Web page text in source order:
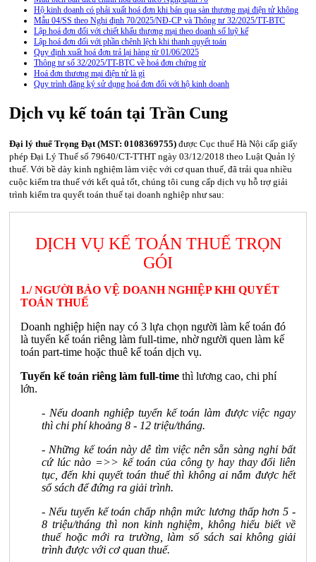
Hộ kinh doanh có phải xuất hoá đơn khi bán qua sàn thương mại điện tử không
Mẫu 04/SS theo Nghi định 70/2025/NĐ-CP và Thông tư 32/2025/TT-BTC
Lập hoá đơn đối với chiết khấu thương mại theo doanh số luỹ kế
Lập hoá đơn đối với phần chênh lệch khi thanh quyết toán
Quy định xuất hoá đơn trả lại hàng từ 01/06/2025
Thông tư số 32/2025/TT-BTC về hoá đơn chứng từ
Hoá đơn thương mại điện tử là gì
Quy trình đăng ký sử dụng hoá đơn đối với hộ kinh doanh
Dịch vụ kế toán tại Trần Cung
Đại lý thuế Trọng Đạt (MST: 0108369755) được Cục thuế Hà Nội cấp giấy
phép Đại Lý Thuế số 79640/CT-TTHT ngày 03/12/2018 theo Luật Quản lý
thuế. Với bề dày kinh nghiệm làm việc với cơ quan thuế, đã trải qua nhiều
cuộc kiểm tra thuế với kết quả tốt, chúng tôi cung cấp dịch vụ hỗ trợ giải
trình kiểm tra quyết toán thuế tại doanh nghiệp như sau:
DỊCH VỤ KẾ TOÁN THUẾ TRỌN
GÓI
1./ NGƯỜI BẢO VỆ DOANH NGHIỆP KHI QUYẾT
TOÁN THUẾ
Doanh nghiệp hiện nay có 3 lựa chọn người làm kế toán đó
là tuyển kế toán riêng làm full-time, nhờ người quen làm kế
toán part-time hoặc thuê kế toán dịch vụ.
Tuyển kế toán riêng làm full-time thì lương cao, chi phí
lớn.
- Nếu doanh nghiệp tuyển kế toán làm được việc ngay
thì chi phí khoảng 8 - 12 triệu/tháng.
- Những kế toán này dễ tìm việc nên sẵn sàng nghỉ bất
cứ lúc nào =>> kế toán của công ty hay thay đổi liên
tục, đến khi quyết toán thuế thì không ai nắm được hết
sổ sách để đứng ra giải trình.
- Nếu tuyển kế toán chấp nhận mức lương thấp hơn 5 -
8 triệu/tháng thì non kinh nghiệm, không hiểu biết về
thuế hoặc mới ra trường, làm sổ sách sai không giải
trình được với cơ quan thuế.